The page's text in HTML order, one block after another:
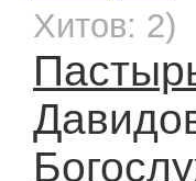
Хитов: 2)